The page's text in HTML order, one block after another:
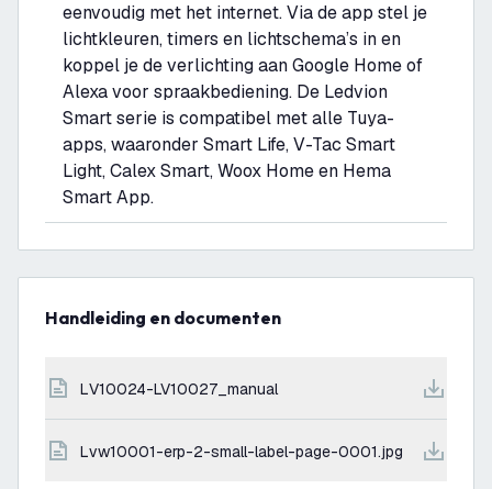
eenvoudig met het internet. Via de app stel je
lichtkleuren, timers en lichtschema’s in en
koppel je de verlichting aan Google Home of
Alexa voor spraakbediening. De Ledvion
Smart serie is compatibel met alle Tuya-
apps, waaronder Smart Life, V-Tac Smart
Light, Calex Smart, Woox Home en Hema
Smart App.
Handleiding en documenten
LV10024-LV10027_manual
lvw10001-erp-2-small-label-page-0001.jpg